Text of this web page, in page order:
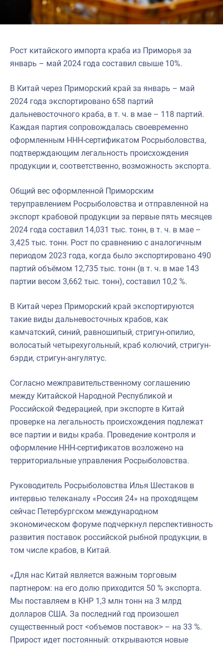
Рост китайского импорта краба из Приморья за
январь – май 2024 года составил свыше 10%.
В Китай через Приморский край за январь – май
2024 года экспортировано 658 партий
дальневосточного краба, в т. ч. в мае – 118 партий.
Каждая партия сопровождалась своевременно
оформленным ННН-сертификатом Росрыболовства,
подтверждающим легальность происхождения
продукции и, соответственно, возможность экспорта.
Общий вес оформленной Приморским
теруправлением Росрыболовства и отправленной на
экспорт крабовой продукции за первые пять месяцев
2024 года составил 14,031 тыс. тонн, в т. ч. в мае –
3,425 тыс. тонн. Рост по сравнению с аналогичным
периодом 2023 года, когда было экспортировано 490
партий объёмом 12,735 тыс. тонн (в т. ч. в мае 143
партии весом 3,662 тыс. тонн), составил 10,2 %.
В Китай через Приморский край экспортируются
такие виды дальневосточных крабов, как
камчатский, синий, равношипый, стригун-опилио,
волосатый четырехугольный, краб колючий, стригун-
бэрди, стригун-ангулятус.
Согласно межправительственному соглашению
между Китайской Народной Республикой и
Российской Федерацией, при экспорте в Китай
проверке на легальность происхождения подлежат
все партии и виды краба. Проведение контроля и
оформление ННН-сертификатов возложено на
территориальные управления Росрыболовства.
Руководитель Росрыболовства Илья Шестаков в
интервью телеканалу «Россия 24» на проходящем
сейчас Петербургском международном
экономическом форуме подчеркнул перспективность
развития поставок российской рыбной продукции, в
том числе крабов, в Китай.
«Для нас Китай является важным торговым
партнером: на его долю приходится 50 % экспорта.
Мы поставляем в КНР 1,3 млн тонн на 3 млрд
долларов США. За последний год произошел
существенный рост <объемов поставок> – на 33 %.
Прирост идет постоянный: открываются новые